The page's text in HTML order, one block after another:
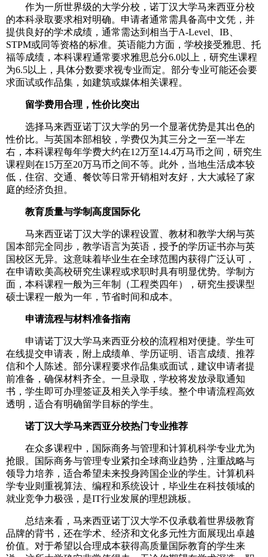
作为一所世界级的大学分校，诺丁汉大学马来西亚分校
的本科录取要求相对明确。申请者通常需具备高中文凭，并
提供良好的学术成绩，通常需达到相当于A-Level、IB、
STPM或同等资格的标准。英语能力方面，学校接受雅思、托
福等成绩，本科课程通常要求雅思总分6.0以上，研究生课程
为6.5以上，具体分数要求视专业而定。部分专业可能还会要
求面试或作品集，如建筑或媒体相关课程。
留学费用合理，性价比突出
选择马来西亚诺丁汉大学的另一个显著优势是其出色的
性价比。与英国本部相较，学费仅为其三分之一至一半左
右，本科课程每年学费大约在12万至14.4万马币之间，研究生
课程则在15万至20万马币之间不等。此外，当地生活成本较
低，住宿、交通、餐饮等日常开销相对友好，大大减轻了家
庭的经济负担。
教育质量与学制高度国际化
马来西亚诺丁汉大学的课程设置、教材和教学大纲与英
国本部完全同步，教学语言为英语，授予的学历证书亦与英
国校区无异。这意味着毕业生在全球范围内获得广泛认可，
在申请欧美高校研究生课程或求职时具有明显优势。学制方
面，本科课程一般为三年制（工程类四年），研究生授课型
硕士课程一般为一年，节省时间和成本。
申请流程与材料准备指南
申请诺丁汉大学马来西亚分校的流程相对便捷。学生可
在线提交申请表，附上成绩单、学历证明、语言成绩、推荐
信和个人陈述。部分课程要求作品集或面试，建议申请者提
前准备，确保材料齐全。一旦录取，学校将发放录取通知
书，学生即可办理签证及相关入学手续。整个申请流程高效
透明，适合有明确留学目标的学生。
诺丁汉大学马来西亚分校热门专业推荐
在众多课程中，国际商务与管理和计算机科学专业尤为
抢眼。国际商务与管理专业紧扣全球商业趋势，注重战略与
领导力培养，适合希望未来投身跨国企业的学生。计算机科
学专业则重视算法、编程和系统设计，毕业生在科技领域的
就业竞争力极强，是IT行业发展的理想跳板。
总结来看，马来西亚诺丁汉大学不仅承载着世界级教育
品牌的背书，还在学术、经济和文化多元性方面展现出卓越
价值。对于希望以合理成本获得高质量国际教育的学生来